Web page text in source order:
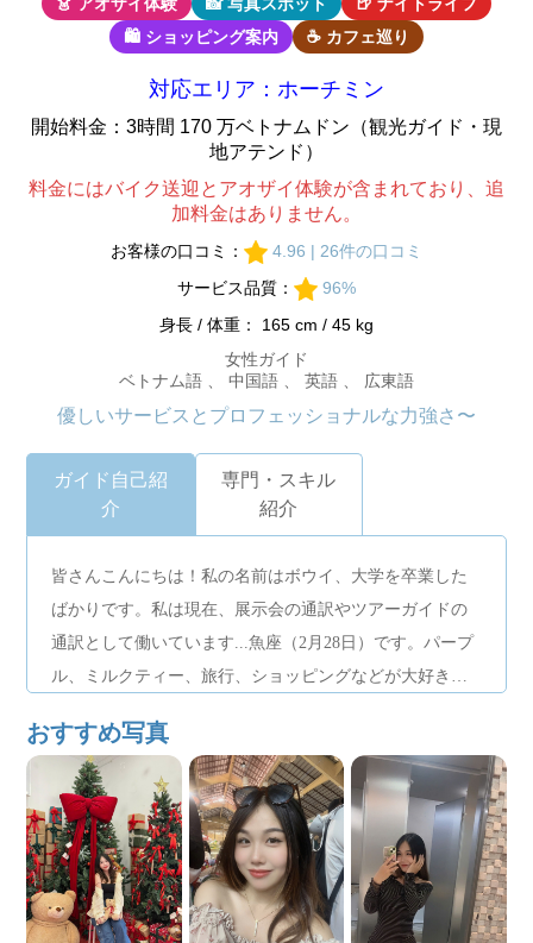
🛍 ショッピング案内
☕ カフェ巡り
対応エリア：ホーチミン
開始料金：3時間 170 万ベトナムドン（観光ガイド・現
地アテンド）
料金にはバイク送迎とアオザイ体験が含まれており、追
加料金はありません。
お客様の口コミ：
4.96 | 26件の口コミ
サービス品質：
96%
身長 / 体重： 165 cm / 45 kg
女性ガイド
ベトナム語 、 中国語 、 英語 、 広東語
優しいサービスとプロフェッショナルな力強さ〜
ガイド自己紹
介
専門・スキル
紹介
皆さんこんにちは！私の名前はボウイ、大学を卒業した
ばかりです。私は現在、展示会の通訳やツアーガイドの
通訳として働いています...魚座（2月28日）です。パープ
ル、ミルクティー、旅行、ショッピングなどが大好きで
ゴンへようこそ！私はツアーガイドとして4年の経験があ
り、ホーチミン市をよく知っています。私も数多くの団
体旅行者や個人旅行者を案内してきました。あなたのツ
アーガイド兼通訳として私を選んでいただくことは、間
違いなく賢明で心強い選択となるでしょう。私は生粋の
サイゴン在住であり、単なる翻訳者であるだけでなく、
おすすめ写真